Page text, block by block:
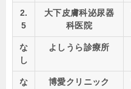
2.
5
大下皮膚科泌尿器
科医院
な
し
よしうら診療所
な
博愛クリニック